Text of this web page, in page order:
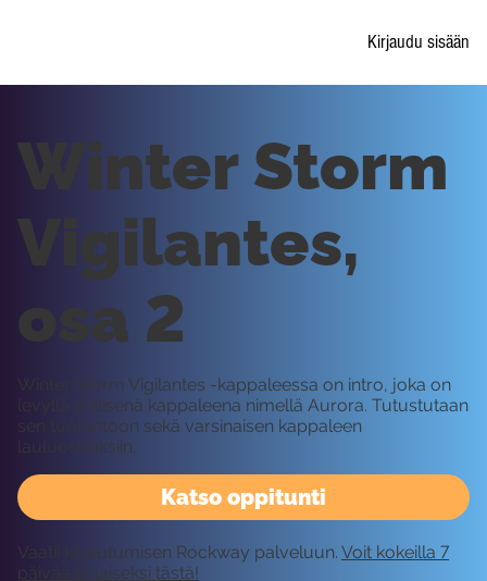
Kirjaudu sisään
Katso oppitunti
Winter Storm
Vigilantes,
osa 2
Winter Storm Vigilantes -kappaleessa on intro, joka on
levyllä erillisenä kappaleena nimellä Aurora. Tutustutaan
sen tuotantoon sekä varsinaisen kappaleen
lauluosuuksiin.
Vaatii kirjautumisen Rockway palveluun. Voit kokeilla 7
päivää ilmaiseksi tästä!